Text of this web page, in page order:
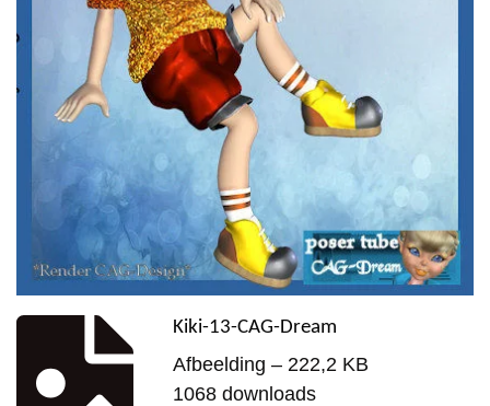
Kiki-13-CAG-Dream
Afbeelding – 222,2 KB
1068 downloads